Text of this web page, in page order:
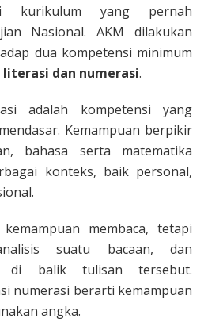
kurikulum yang pernah
Nasional. AKM dilakukan
dua kompetensi minimum
literasi dan numerasi.
adalah kompetensi yang
Kemampuan berpikir
bahasa serta matematika
konteks, baik personal,
membaca, tetapi
suatu bacaan, dan
di balik tulisan tersebut.
numerasi berarti kemampuan
angka.